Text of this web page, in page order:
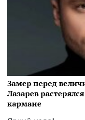
Замер перед
Лазарев
кармане